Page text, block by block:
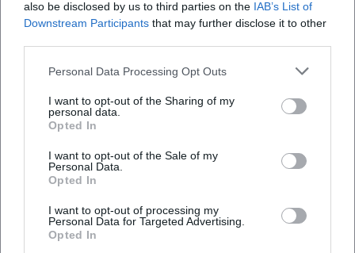
also be disclosed by us to third parties on the IAB’s List of
Downstream Participants that may further disclose it to other
Personal Data Processing Opt Outs
I want to opt-out of the Sharing of my
personal data.
Opted In
I want to opt-out of the Sale of my
Personal Data.
Opted In
I want to opt-out of processing my
Personal Data for Targeted Advertising.
Opted In
Häufig gestellte Fragen
Wo ist der Treffpunkt
Wie lange dauert die Tour und wie weit fahren wir
Was kostet die Teilnahme